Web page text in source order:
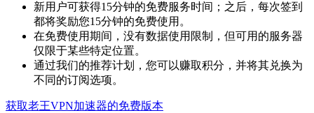
新用户可获得15分钟的免费服务时间；之后，每次签到
都将奖励您15分钟的免费使用。
在免费使用期间，没有数据使用限制，但可用的服务器
仅限于某些特定位置。
通过我们的推荐计划，您可以赚取积分，并将其兑换为
不同的订阅选项。
获取老王VPN加速器的免费版本